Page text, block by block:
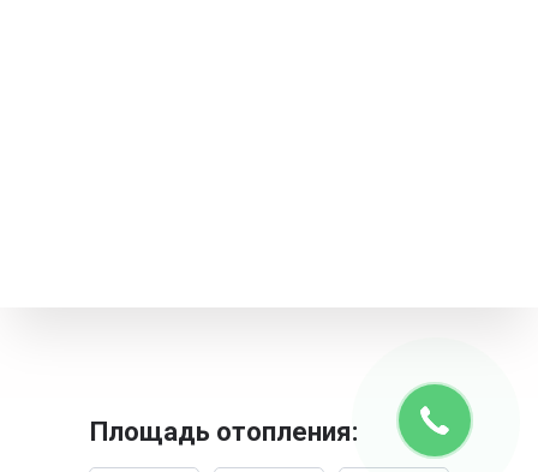
Площадь отопления: